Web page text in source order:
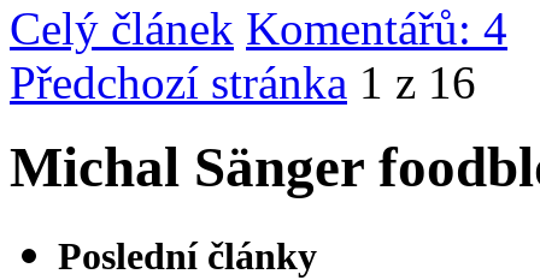
Celý článek Komentářů: 4
Předchozí stránka 1 z 16
Michal Sänger
Poslední články